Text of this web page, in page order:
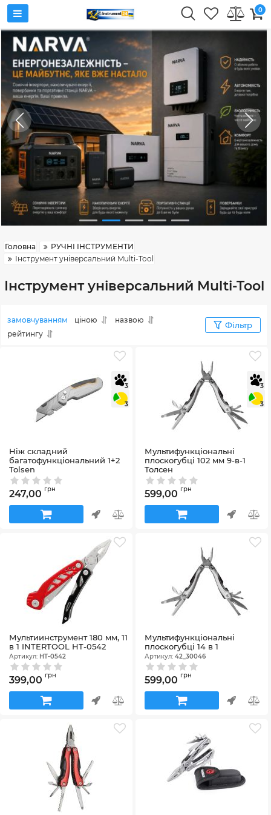
0
Головна
РУЧНІ ІНСТРУМЕНТИ
Інструмент універсальний Multi-Tool
Інструмент універсальний Multi-Tool
замовчуванням ціною
назвою
рейтингу
Фільтр
3
3
Ніж складний
багатофункціональний 1+2
Tolsen
Артикул:30110
247,00 грн
3
3
Мультифункціональні
плоскогубці 102 мм 9-в-1
Толсен
Артикул:30046
599,00 грн
Мультиинструмент 180 мм, 11
в 1 INTERTOOL HT-0542
Артикул: HT-0542
399,00 грн
Мультифункціональні
плоскогубці 14 в 1
Артикул: 42_30046
599,00 грн